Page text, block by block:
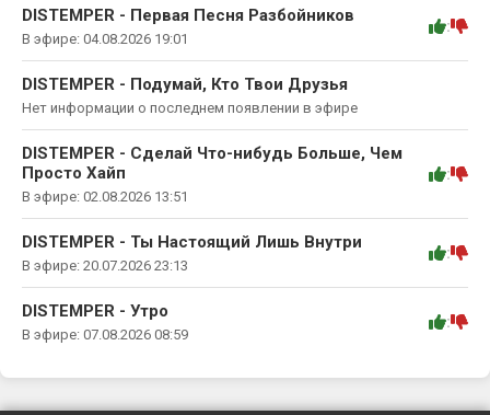
DISTEMPER - Первая Песня Разбойников
В эфире: 04.08.2026 19:01
:
DISTEMPER - Подумай, Кто Твои Друзья
Нет информации о последнем появлении в эфире
DISTEMPER - Сделай Что-нибудь Больше, Чем
Просто Хайп
В эфире: 02.08.2026 13:51
:
DISTEMPER - Ты Настоящий Лишь Внутри
В эфире: 20.07.2026 23:13
:
DISTEMPER - Утро
В эфире: 07.08.2026 08:59
: